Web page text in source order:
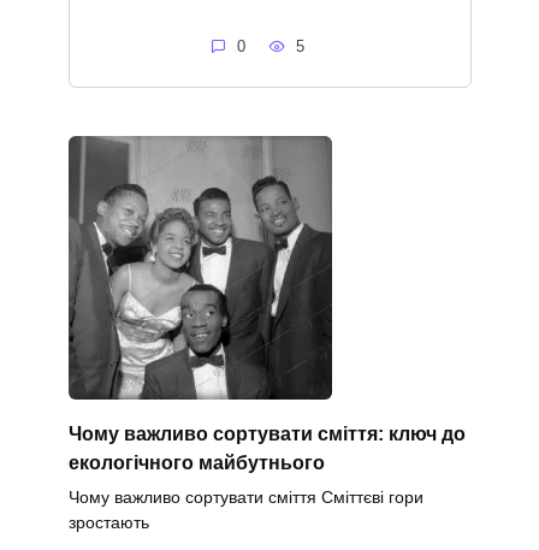
0 5
Чому важливо сортувати сміття: ключ до
екологічного майбутнього
Чому важливо сортувати сміття Сміттєві гори
зростають